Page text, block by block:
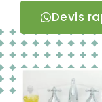
Devis